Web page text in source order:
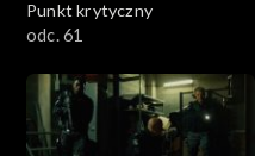
Punkt krytyczny
odc. 61